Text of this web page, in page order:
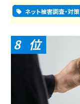
ネット被害調査・対策
8